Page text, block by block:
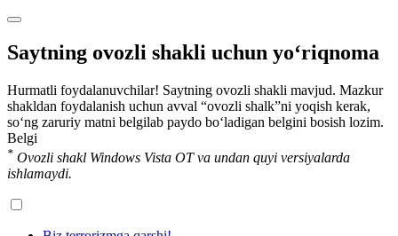
Saytning ovozli shakli uchun yo‘riqnoma
Hurmatli foydalanuvchilar! Saytning ovozli shakli mavjud. Mazkur
shakldan foydalanish uchun avval “ovozli shalk”ni yoqish kerak,
so‘ng zaruriy matni belgilab paydo bo‘ladigan belgini bosish lozim.
Belgi
* Ovozli shakl Windows Vista OT va undan quyi versiyalarda
ishlamaydi.